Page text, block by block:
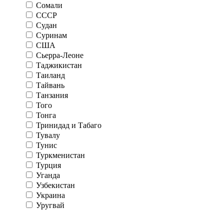
Сомали
СССР
Судан
Суринам
США
Сьерра-Леоне
Таджикистан
Таиланд
Тайвань
Танзания
Того
Тонга
Тринидад и Табаго
Тувалу
Тунис
Туркменистан
Турция
Уганда
Узбекистан
Украина
Уругвай